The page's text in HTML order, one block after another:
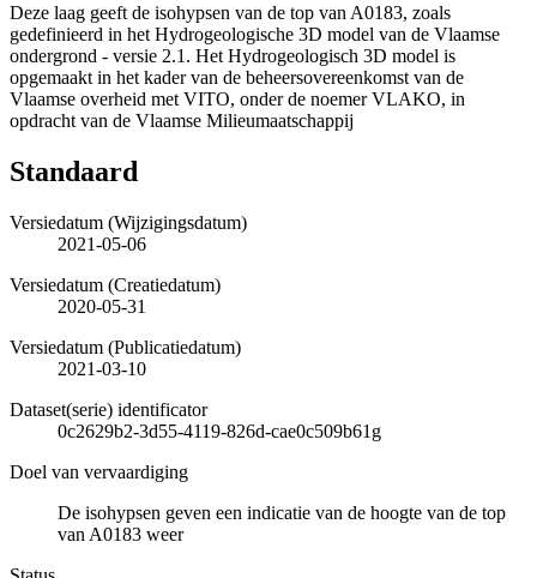
Deze laag geeft de isohypsen van de top van A0183, zoals
gedefinieerd in het Hydrogeologische 3D model van de Vlaamse
ondergrond - versie 2.1. Het Hydrogeologisch 3D model is
opgemaakt in het kader van de beheersovereenkomst van de
Vlaamse overheid met VITO, onder de noemer VLAKO, in
opdracht van de Vlaamse Milieumaatschappij
Standaard
Versiedatum (Wijzigingsdatum)
2021-05-06
Versiedatum (Creatiedatum)
2020-05-31
Versiedatum (Publicatiedatum)
2021-03-10
Dataset(serie) identificator
0c2629b2-3d55-4119-826d-cae0c509b61g
Doel van vervaardiging
De isohypsen geven een indicatie van de hoogte van de top
van A0183 weer